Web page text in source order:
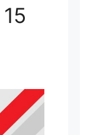
15